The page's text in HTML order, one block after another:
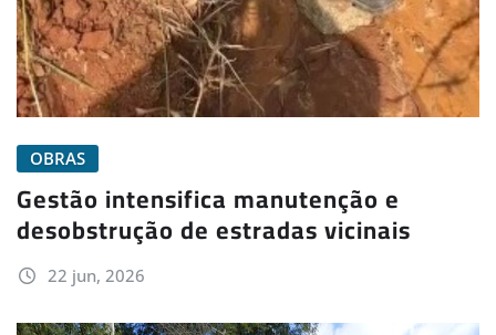
OBRAS
Gestão intensifica manutenção e
desobstrução de estradas vicinais
22 jun, 2026